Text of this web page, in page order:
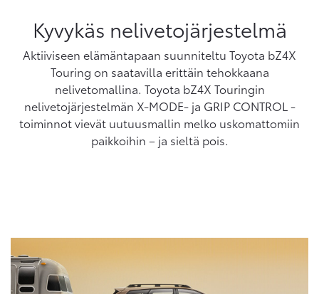
Kyvykäs nelivetojärjestelmä
Aktiiviseen elämäntapaan suunniteltu Toyota bZ4X
Touring on saatavilla erittäin tehokkaana
nelivetomallina. Toyota bZ4X Touringin
nelivetojärjestelmän X-MODE- ja GRIP CONTROL -
toiminnot vievät uutuusmallin melko uskomattomiin
paikkoihin – ja sieltä pois.